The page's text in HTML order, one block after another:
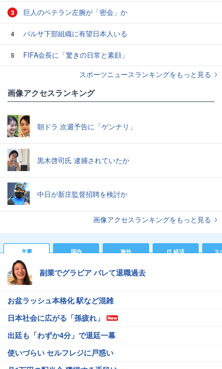
3 巨人のベテラン左腕が「密会」か
4 バルサ下部組織に有望日本人いる
5
FIFA会長に「驚きの日常と素顔」
スポーツニュースランキングをもっと見る
画像アクセスランキング
朝ドラ 次週予告に「ゲンナリ」
黒木啓司氏 逮捕されていたか
中日が新庄監督招聘を検討か
画像アクセスランキングをもっと見る
主要 国内 海外 IT 経済 ス
副業でグラビア バレて退職過去
お盆ラッシュ本格化 駅など混雑
日本社会に広がる「孫疲れ」
出廷も「わずか4分」で退廷一幕
使いづらい セルフレジに戸惑い